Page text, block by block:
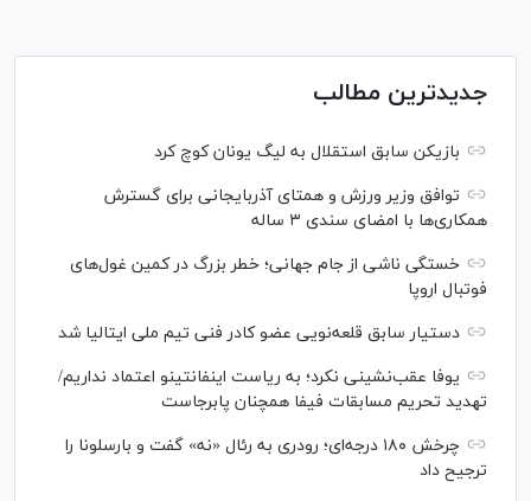
جدیدترین مطالب
بازیکن سابق استقلال به لیگ یونان کوچ کرد
توافق وزیر ورزش و همتای آذربایجانی برای گسترش
همکاری‌ها با امضای سندی ۳ ساله
خستگی ناشی از جام جهانی؛ خطر بزرگ در کمین غول‌های
فوتبال اروپا
دستیار سابق قلعه‌نویی عضو کادر فنی تیم ملی ایتالیا شد
یوفا عقب‌نشینی نکرد؛ به ریاست اینفانتینو اعتماد نداریم/
تهدید تحریم مسابقات فیفا همچنان پابرجاست
چرخش ۱۸۰ درجه‌ای؛ رودری به رئال «نه» گفت و بارسلونا را
ترجیح داد